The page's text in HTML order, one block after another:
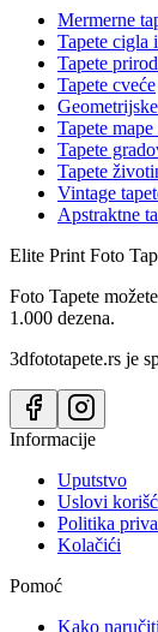
Mermerne
Tapete cigla
Tapete
Tapete cveće
Tapete mape
Tapete
Tapete
Vintage
Apstraktne
Elite Print Foto
Foto Tapete
1.000 dezena.
3dfototapete.rs je
Informacije
Uputstvo
Uslovi
Politika
Kolačići
Pomoć
Kako naručiti